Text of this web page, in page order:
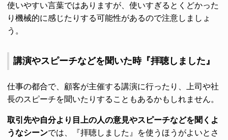
使いやすい言葉ではありますが、使いすぎるとくどかった
り機械的に感じたりする可能性があるので注意しましょ
う。
講演やスピーチなどを聞いた時『拝聴しました』
仕事の都合で、顧客が主催する講演に行ったり、上司や社
長のスピーチを聞いたりすることもあるかもしれません。
取引先や自分より目上の人の意見やスピーチなどを聞くよ
うなシーンでは、『拝聴しました』を使うほうがよいとさ